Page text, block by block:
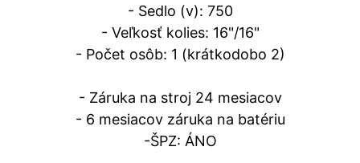
- Sedlo (v): 750
- Veľkosť kolies: 16"/16"
- Počet osôb: 1 (krátkodobo 2)
- Záruka na stroj 24 mesiacov
- 6 mesiacov záruka na batériu
-ŠPZ: ÁNO